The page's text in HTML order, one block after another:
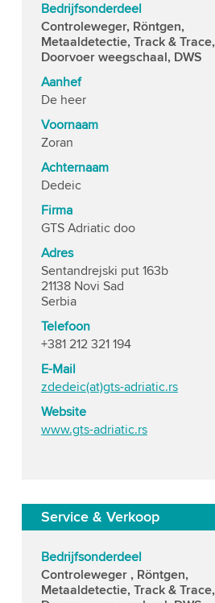
Bedrijfsonderdeel
Controleweger, Röntgen,
Metaaldetectie, Track & Trace,
Doorvoer weegschaal, DWS
Aanhef
De heer
Voornaam
Zoran
Achternaam
Dedeic
Firma
GTS Adriatic doo
Adres
Sentandrejski put 163b
21138 Novi Sad
Serbia
Telefoon
+381 212 321 194
E-Mail
zdedeic(at)gts-adriatic.rs
Website
www.gts-adriatic.rs
Service & Verkoop
Bedrijfsonderdeel
Controleweger , Röntgen,
Metaaldetectie, Track & Trace,